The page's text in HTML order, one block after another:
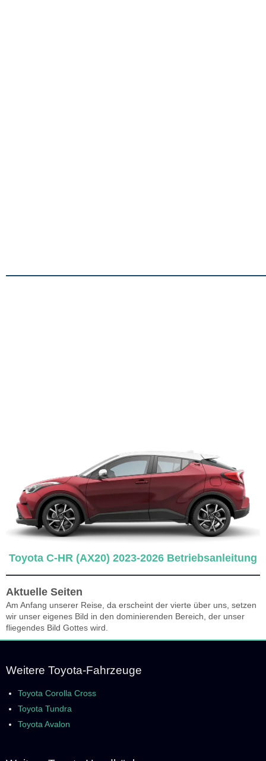
Toyota C-HR (AX20) 2023-2026 Betriebsanleitung
Aktuelle Seiten
Am Anfang unserer Reise, da erscheint der vierte über uns, setzen
wir unser eigenes Bild in den dominierenden Bereich, der unser
fliegendes Bild Gottes wird.
Weitere Toyota-Fahrzeuge
Toyota Corolla Cross
Toyota Tundra
Toyota Avalon